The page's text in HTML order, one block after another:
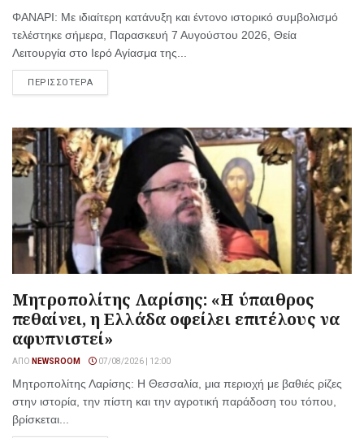
ΦΑΝΑΡΙ: Με ιδιαίτερη κατάνυξη και έντονο ιστορικό συμβολισμό
τελέστηκε σήμερα, Παρασκευή 7 Αυγούστου 2026, Θεία
Λειτουργία στο Ιερό Αγίασμα της...
ΠΕΡΙΣΣΟΤΕΡΑ
Μητροπολίτης Λαρίσης: «Η ύπαιθρος
πεθαίνει, η Ελλάδα οφείλει επιτέλους να
αφυπνιστεί»
ΑΠΌ NEWSROOM 07/08/2026 | 12:00
Μητροπολίτης Λαρίσης: Η Θεσσαλία, μια περιοχή με βαθιές ρίζες
στην ιστορία, την πίστη και την αγροτική παράδοση του τόπου,
βρίσκεται...